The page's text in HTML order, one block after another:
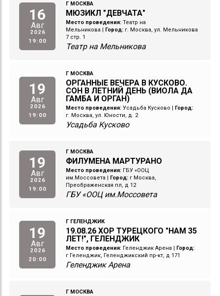
16
Авг
2026
19:00
Г МОСКВА
МЮЗИКЛ "ДЕВЧАТА"
Место проведения: Театр на
Мельникова
Город: г. Москва, ул. Мельникова
7 стр. 1
Театр на Мельникова
19
Авг
2026
19:00
Г МОСКВА
ОРГАННЫЕ ВЕЧЕРА В КУСКОВО.
СОН В ЛЕТНИЙ ДЕНЬ (ВИОЛА ДА
ГАМБА И ОРГАН)
Место проведения: Усадьба Кусково
Город:
г. Москва, ул. Юности, д. 2
Усадьба Кусково
19
Авг
2026
19:00
Г МОСКВА
ФИЛУМЕНА МАРТУРАНО
Место проведения: ГБУ «ООЦ
им.Моссовета
Город: г Москва,
Преображенская пл, д 12
ГБУ «ООЦ им.Моссовета
19
Авг
2026
20:00
Г ГЕЛЕНДЖИК
19.08.26 ХОР ТУРЕЦКОГО "НАМ 35
ЛЕТ!", ГЕЛЕНДЖИК
Место проведения: Геленджик Арена
Город:
г Геленджик, Геленджикский пр-кт, д 171
Геленджик Арена
Г МОСКВА